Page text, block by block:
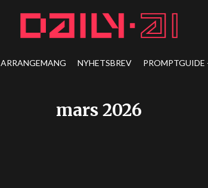
ARRANGEMANG NYHETSBREV PROMPTGUIDE
mars 2026